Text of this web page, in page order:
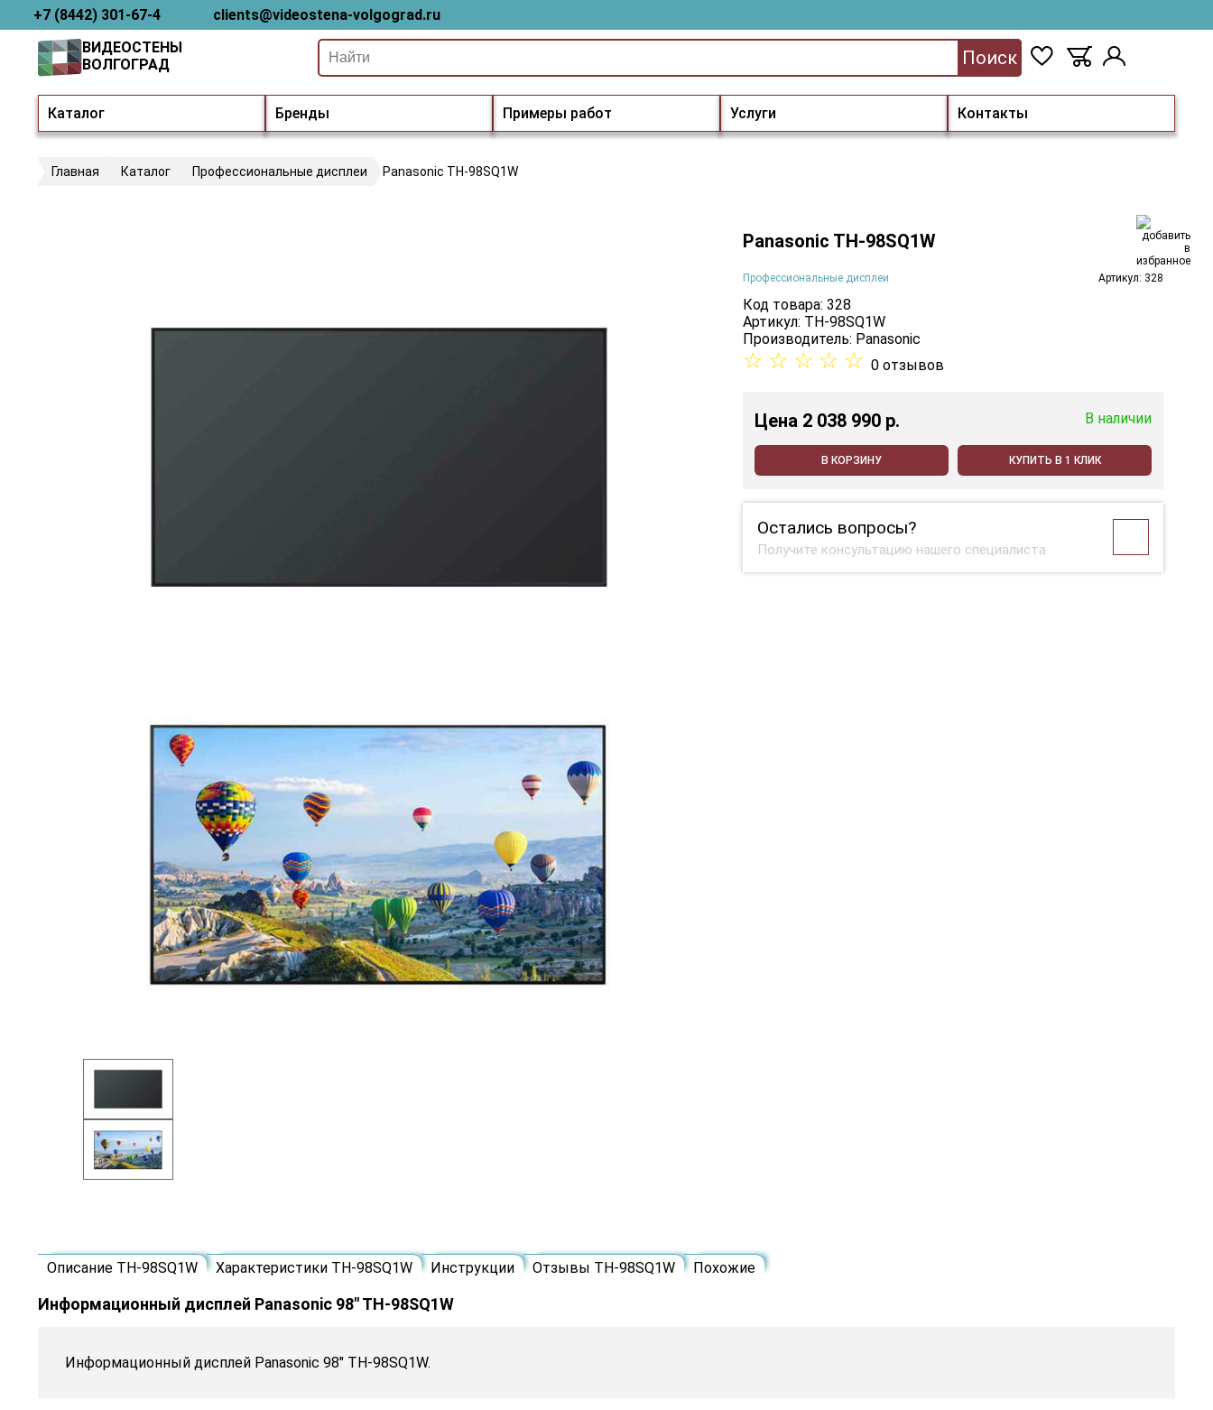
+7 (8442) 301-67-4 clients@videostena-volgograd.ru
Каталог Бренды Примеры работ Услуги Контакты
ВИДЕОСТЕНЫ
ВОЛГОГРАД
Поиск
Главная Каталог Профессиональные дисплеи Panasonic TH-98SQ1W
Panasonic TH-98SQ1W
Профессиональные дисплеи Артикул: 328
Код товара: 328
Артикул: TH-98SQ1W
Производитель: Panasonic
☆ ☆ ☆ ☆ ☆ 0 отзывов
Цена 2 038 990 p. В наличии
В КОРЗИНУ КУПИТЬ В 1 КЛИК
Остались вопросы?
Получите консультацию нашего специалиста
Описание TH-98SQ1W Характеристики TH-98SQ1W Инструкции Отзывы TH-98SQ1W Похожие
Информационный дисплей Panasonic 98" TH-98SQ1W
Информационный дисплей Panasonic 98" TH-98SQ1W.